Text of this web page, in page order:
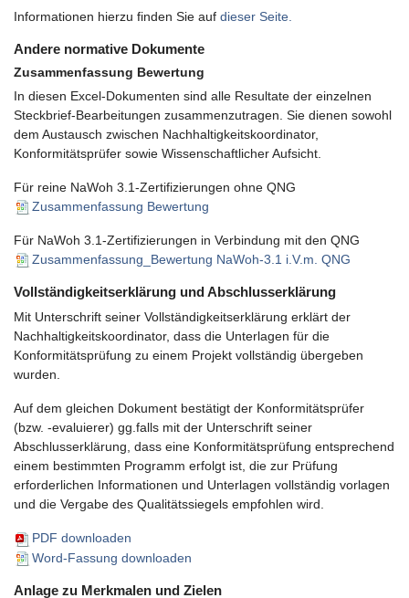
Informationen hierzu finden Sie auf dieser Seite.
Andere normative Dokumente
Zusammenfassung Bewertung
In diesen Excel-Dokumenten sind alle Resultate der einzelnen
Steckbrief-Bearbeitungen zusammenzutragen. Sie dienen sowohl
dem Austausch zwischen Nachhaltigkeitskoordinator,
Konformitätsprüfer sowie Wissenschaftlicher Aufsicht.
Für reine NaWoh 3.1-Zertifizierungen ohne QNG
Zusammenfassung Bewertung
Für NaWoh 3.1-Zertifizierungen in Verbindung mit den QNG
Zusammenfassung_Bewertung NaWoh-3.1 i.V.m. QNG
Vollständigkeitserklärung und Abschlusserklärung
Mit Unterschrift seiner Vollständigkeitserklärung erklärt der
Nachhaltigkeitskoordinator, dass die Unterlagen für die
Konformitätsprüfung zu einem Projekt vollständig übergeben
wurden.
Auf dem gleichen Dokument bestätigt der Konformitätsprüfer
(bzw. -evaluierer) gg.falls mit der Unterschrift seiner
Abschlusserklärung, dass eine Konformitätsprüfung entsprechend
einem bestimmten Programm erfolgt ist, die zur Prüfung
erforderlichen Informationen und Unterlagen vollständig vorlagen
und die Vergabe des Qualitätssiegels empfohlen wird.
PDF downloaden
Word-Fassung downloaden
Anlage zu Merkmalen und Zielen